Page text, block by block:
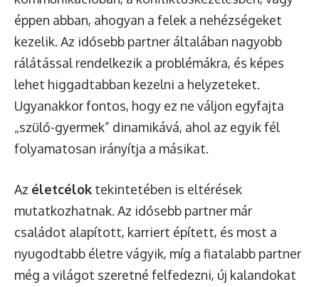
éppen abban, ahogyan a felek a nehézségeket
kezelik. Az idősebb partner általában nagyobb
rálátással rendelkezik a problémákra, és képes
lehet higgadtabban kezelni a helyzeteket.
Ugyanakkor fontos, hogy ez ne váljon egyfajta
„szülő-gyermek” dinamikává, ahol az egyik fél
folyamatosan irányítja a másikat.
Az életcélok tekintetében is eltérések
mutatkozhatnak. Az idősebb partner már
családot alapított, karriert épített, és most a
nyugodtabb életre vágyik, míg a fiatalabb partner
még a világot szeretné felfedezni, új kalandokat